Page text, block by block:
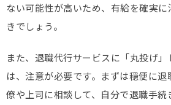
ない可能性が高いため、有給を確実
きでしょう。
また、退職代行サービスに「丸投げ
は、注意が必要です。まずは穏便に
僚や上司に相談して、自分で退職手